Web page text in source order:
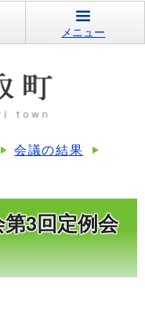
メニュー
会議の結果
3回定例会